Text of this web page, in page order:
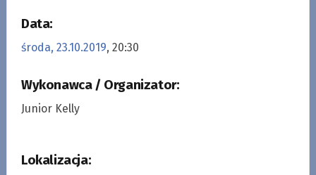
Data:
środa, 23.10.2019, 20:30
Wykonawca / Organizator:
Junior Kelly
Lokalizacja: